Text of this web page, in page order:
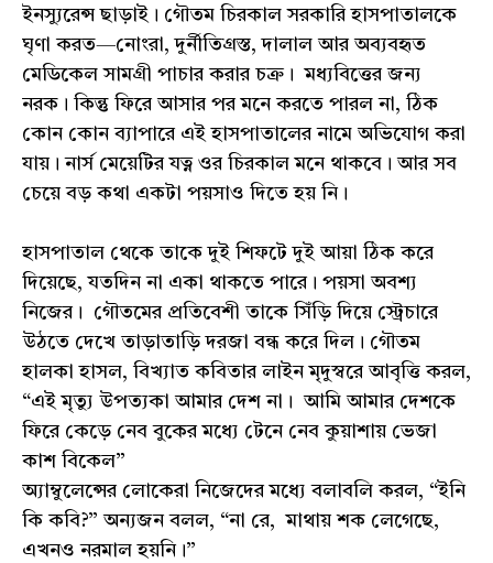
ইনস্যুরেন্স ছাড়াই। গৌতম চিরকাল সরকারি হাসপাতালকে
ঘৃণা করত—নোংরা, দুর্নীতিগ্রস্ত, দালাল আর অব্যবহৃত
মেডিকেল সামগ্রী পাচার করার চক্র। মধ্যবিত্তের জন্য
নরক। কিন্তু ফিরে আসার পর মনে করতে পারল না, ঠিক
কোন কোন ব্যাপারে এই হাসপাতালের নামে অভিযোগ করা
যায়। নার্স মেয়েটির যত্ন ওর চিরকাল মনে থাকবে। আর সব
চেয়ে বড় কথা একটা পয়সাও দিতে হয় নি।
হাসপাতাল থেকে তাকে দুই শিফটে দুই আয়া ঠিক করে
দিয়েছে, যতদিন না একা থাকতে পারে। পয়সা অবশ্য
নিজের। গৌতমের প্রতিবেশী তাকে সিঁড়ি দিয়ে স্ট্রেচারে
উঠতে দেখে তাড়াতাড়ি দরজা বন্ধ করে দিল। গৌতম
হালকা হাসল, বিখ্যাত কবিতার লাইন মৃদুস্বরে আবৃত্তি করল,
“এই মৃত্যু উপত্যকা আমার দেশ না। আমি আমার দেশকে
ফিরে কেড়ে নেব বুকের মধ্যে টেনে নেব কুয়াশায় ভেজা
কাশ বিকেল”
অ্যাম্বুলেন্সের লোকেরা নিজেদের মধ্যে বলাবলি করল, “ইনি
কি কবি?” অন্যজন বলল, “না রে, মাথায় শক লেগেছে,
এখনও নরমাল হয়নি।”